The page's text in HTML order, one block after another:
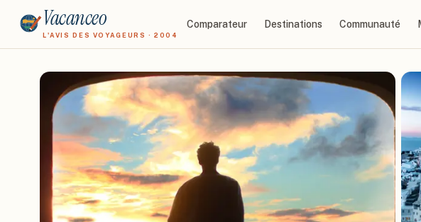
Vacanceo
L'AVIS DES VOYAGEURS · 2004
Comparateur Destinations Communauté